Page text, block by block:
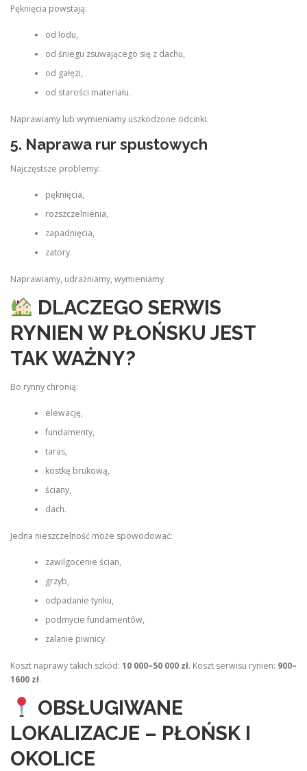
Pęknięcia powstają:
od lodu,
od śniegu zsuwającego się z dachu,
od gałęzi,
od starości materiału.
Naprawiamy lub wymieniamy uszkodzone odcinki.
5. Naprawa rur spustowych
Najczęstsze problemy:
pęknięcia,
rozszczelnienia,
zapadnięcia,
zatory.
Naprawiamy, udrażniamy, wymieniamy.
DLACZEGO SERWIS
RYNIEN W PŁOŃSKU JEST
TAK WAŻNY?
Bo rynny chronią:
elewację,
fundamenty,
taras,
kostkę brukową,
ściany,
dach.
Jedna nieszczelność może spowodować:
zawilgocenie ścian,
grzyb,
odpadanie tynku,
podmycie fundamentów,
zalanie piwnicy.
Koszt naprawy takich szkód: 10 000–50 000 zł. Koszt serwisu rynien: 900–
1600 zł.
OBSŁUGIWANE
LOKALIZACJE – PŁOŃSK I
OKOLICE